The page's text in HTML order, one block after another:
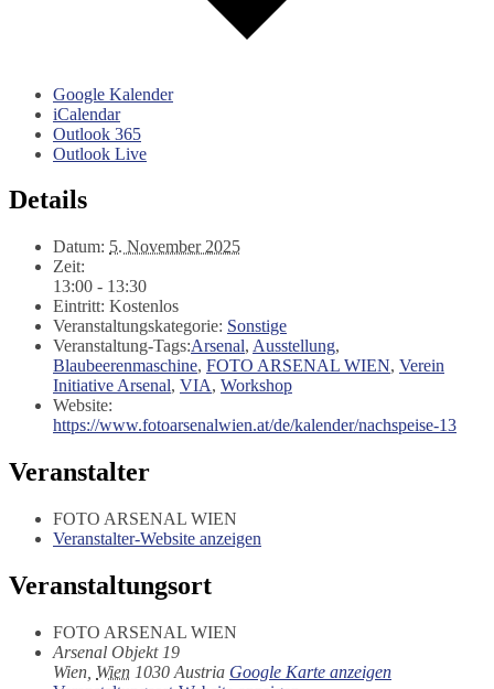
Google Kalender
iCalendar
Outlook 365
Outlook Live
Details
Datum: 5. November 2025
Zeit:
13:00 - 13:30
Eintritt: Kostenlos
Veranstaltungskategorie: Sonstige
Veranstaltung-Tags:Arsenal, Ausstellung,
Blaubeerenmaschine, FOTO ARSENAL WIEN, Verein
Initiative Arsenal, VIA, Workshop
Website:
https://www.fotoarsenalwien.at/de/kalender/nachspeise-13
Veranstalter
FOTO ARSENAL WIEN
Veranstalter-Website anzeigen
Veranstaltungsort
FOTO ARSENAL WIEN
Arsenal Objekt 19
Wien Wien 1030 Austria Google Karte anzeigen